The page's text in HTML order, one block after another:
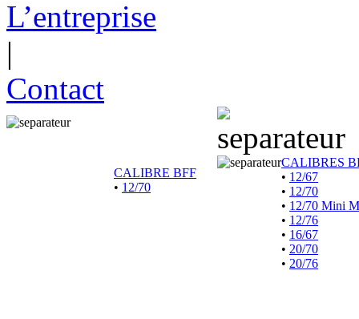
L’entreprise
|
Contact
CALIBRE BFF
• 12/70
CALIBRES
• 12/67
• 12/70
• 12/70 Mini
• 12/76
• 16/67
• 20/70
• 20/76